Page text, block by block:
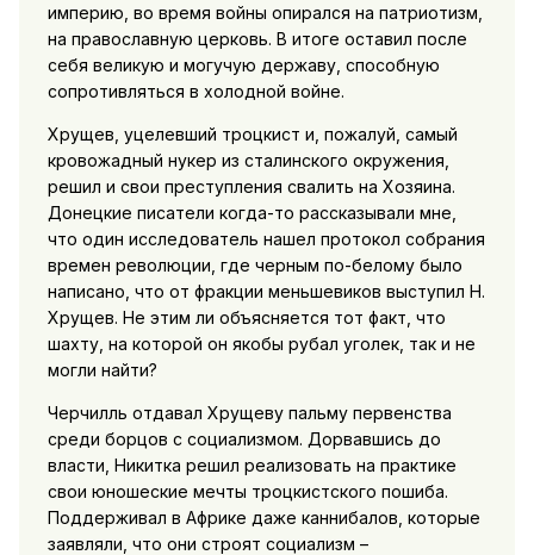
империю, во время войны опирался на патриотизм,
на православную церковь. В итоге оставил после
себя великую и могучую державу, способную
сопротивляться в холодной войне.
Хрущев, уцелевший троцкист и, пожалуй, самый
кровожадный нукер из сталинского окружения,
решил и свои преступления свалить на Хозяина.
Донецкие писатели когда-то рассказывали мне,
что один исследователь нашел протокол собрания
времен революции, где черным по-белому было
написано, что от фракции меньшевиков выступил Н.
Хрущев. Не этим ли объясняется тот факт, что
шахту, на которой он якобы рубал уголек, так и не
могли найти?
Черчилль отдавал Хрущеву пальму первенства
среди борцов с социализмом. Дорвавшись до
власти, Никитка решил реализовать на практике
свои юношеские мечты троцкистского пошиба.
Поддерживал в Африке даже каннибалов, которые
заявляли, что они строят социализм –